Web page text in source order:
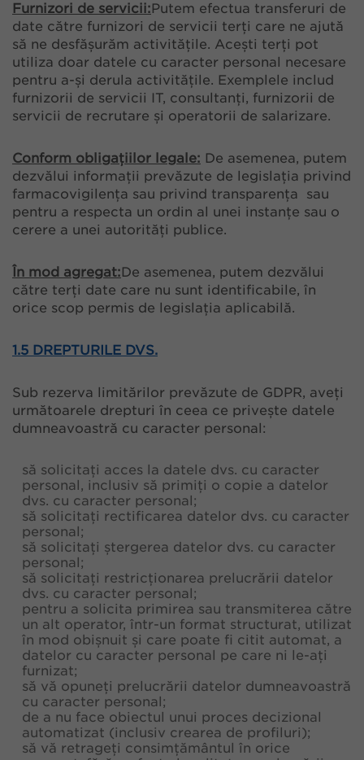
Furnizori de servicii:Putem efectua transferuri de
date către furnizori de servicii terți care ne ajută
să ne desfășurăm activitățile. Acești terți pot
utiliza doar datele cu caracter personal necesare
pentru a-și derula activitățile. Exemplele includ
furnizorii de servicii IT, consultanți, furnizorii de
servicii de recrutare și operatorii de salarizare.
Conform obligațiilor legale: De asemenea, putem
dezvălui informații prevăzute de legislația privind
farmacovigilența sau privind transparența sau
pentru a respecta un ordin al unei instanțe sau o
cerere a unei autorități publice.
În mod agregat:De asemenea, putem dezvălui
către terți date care nu sunt identificabile, în
orice scop permis de legislația aplicabilă.
1.5 DREPTURILE DVS.
Sub rezerva limitărilor prevăzute de GDPR, aveți
următoarele drepturi în ceea ce privește datele
dumneavoastră cu caracter personal:
să solicitați acces la datele dvs. cu caracter
personal, inclusiv să primiți o copie a datelor
dvs. cu caracter personal;
să solicitați rectificarea datelor dvs. cu caracter
personal;
să solicitați ștergerea datelor dvs. cu caracter
personal;
să solicitați restricționarea prelucrării datelor
dvs. cu caracter personal;
pentru a solicita primirea sau transmiterea către
un alt operator, într-un format structurat, utilizat
în mod obișnuit și care poate fi citit automat, a
datelor cu caracter personal pe care ni le-ați
furnizat;
să vă opuneți prelucrării datelor dumneavoastră
cu caracter personal;
de a nu face obiectul unui proces decizional
automatizat (inclusiv crearea de profiluri);
să vă retrageți consimțământul în orice